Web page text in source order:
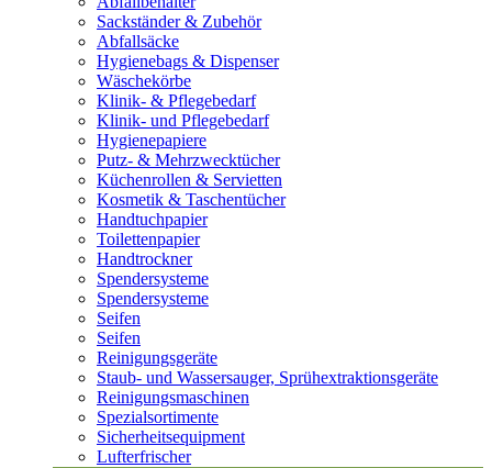
Sackständer & Zubehör
Abfallsäcke
Hygienebags & Dispenser
Wäschekörbe
Klinik- & Pflegebedarf
Klinik- und Pflegebedarf
Hygienepapiere
Putz- & Mehrzwecktücher
Küchenrollen & Servietten
Kosmetik & Taschentücher
Handtuchpapier
Toilettenpapier
Handtrockner
Spendersysteme
Spendersysteme
Seifen
Seifen
Reinigungsgeräte
Staub- und Wassersauger, Sprühextraktionsgeräte
Reinigungsmaschinen
Spezialsortimente
Sicherheitsequipment
Lufterfrischer